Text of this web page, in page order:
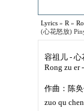
Lyrics » R »
(心花怒放)
容祖儿 - 心
Rong zu er
作曲：陈
zuo qu